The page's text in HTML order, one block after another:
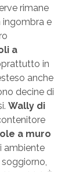
rimane
ingombra e
a
in
anche
decine di
Wally di
a muro
ambiente